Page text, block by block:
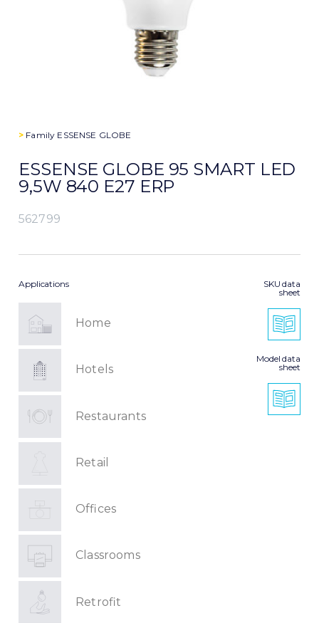
> Family ESSENSE GLOBE
ESSENSE GLOBE 95 SMART LED
9,5W 840 E27 ERP
562799
Applications
Home
Hotels
Restaurants
Retail
Offices
Classrooms
Retrofit
SKU data
sheet
Model data
sheet